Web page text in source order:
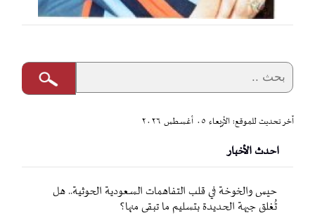
آخر تحديث للموقع: الأربعاء ٠٥ أغسطس ٢٠٢٦
احدث الأخبار
حيس والخوخة في قلب التفاهمات السعودية الحوثية.. هل
تُغلق جبهة الحديدة بتسليم ما تبقى منها؟